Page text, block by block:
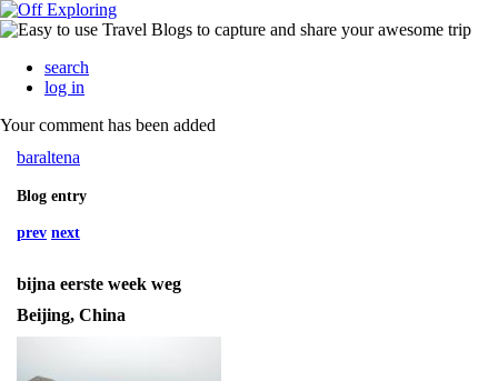
search
log in
Your comment has been added
baraltena
Blog entry
prev next
bijna eerste week weg
Beijing, China